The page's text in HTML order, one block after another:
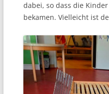
dabei, so dass die
bekamen. Vielleicht ist